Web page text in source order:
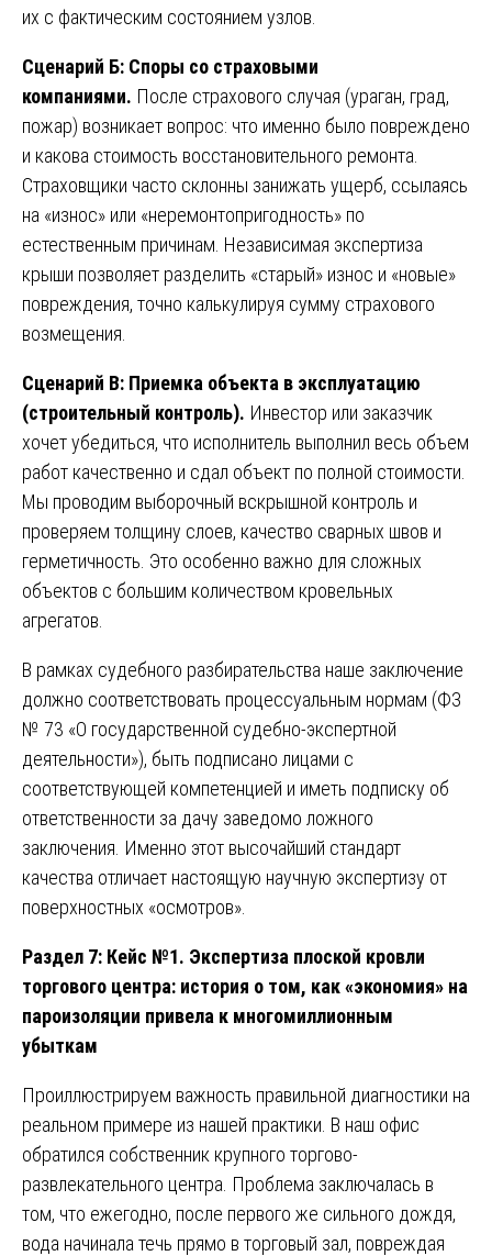
их с фактическим состоянием узлов.
Сценарий Б: Споры со страховыми
компаниями. После страхового случая (ураган, град,
пожар) возникает вопрос: что именно было повреждено
и какова стоимость восстановительного ремонта.
Страховщики часто склонны занижать ущерб, ссылаясь
на «износ» или «неремонтопригодность» по
естественным причинам. Независимая экспертиза
крыши позволяет разделить «старый» износ и «новые»
повреждения, точно калькулируя сумму страхового
возмещения.
Сценарий В: Приемка объекта в эксплуатацию
(строительный контроль). Инвестор или заказчик
хочет убедиться, что исполнитель выполнил весь объем
работ качественно и сдал объект по полной стоимости.
Мы проводим выборочный вскрышной контроль и
проверяем толщину слоев, качество сварных швов и
герметичность. Это особенно важно для сложных
объектов с большим количеством кровельных
агрегатов.
В рамках судебного разбирательства наше заключение
должно соответствовать процессуальным нормам (ФЗ
№ 73 «О государственной судебно-экспертной
деятельности»), быть подписано лицами с
соответствующей компетенцией и иметь подписку об
ответственности за дачу заведомо ложного
заключения. Именно этот высочайший стандарт
качества отличает настоящую научную экспертизу от
поверхностных «осмотров».
Раздел 7: Кейс №1. Экспертиза плоской кровли
торгового центра: история о том, как «экономия» на
пароизоляции привела к многомиллионным
убыткам
Проиллюстрируем важность правильной диагностики на
реальном примере из нашей практики. В наш офис
обратился собственник крупного торгово-
развлекательного центра. Проблема заключалась в
том, что ежегодно, после первого же сильного дождя,
вода начинала течь прямо в торговый зал, повреждая